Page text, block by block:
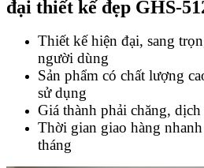
đại thiết kế đẹp GHS-
Thiết kế hiện đại, sang
người dùng
Sản phẩm có chất lượng
sử dụng
Giá thành phải chăng,
Thời gian giao hàng
tháng